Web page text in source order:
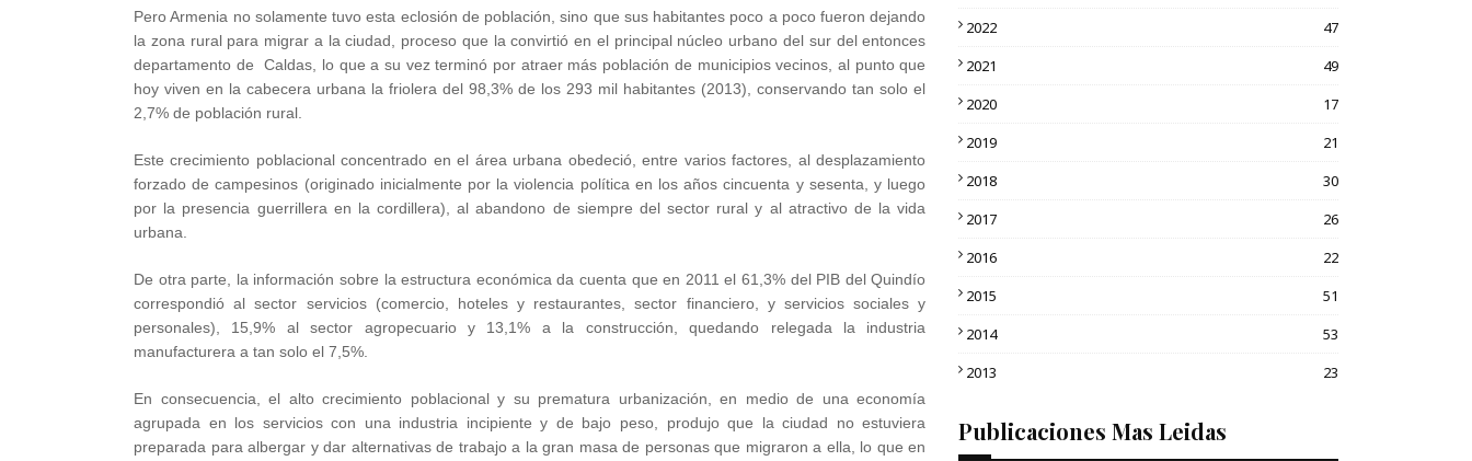
Pero Armenia no solamente tuvo esta eclosión de población, sino que sus habitantes poco a poco fueron dejando
la zona rural para migrar a la ciudad, proceso que la convirtió en el principal núcleo urbano del sur del entonces
departamento de Caldas, lo que a su vez terminó por atraer más población de municipios vecinos, al punto que
hoy viven en la cabecera urbana la friolera del 98,3% de los 293 mil habitantes (2013), conservando tan solo el
2,7% de población rural.
Este crecimiento poblacional concentrado en el área urbana obedeció, entre varios factores, al desplazamiento
forzado de campesinos (originado inicialmente por la violencia política en los años cincuenta y sesenta, y luego
por la presencia guerrillera en la cordillera), al abandono de siempre del sector rural y al atractivo de la vida
urbana.
De otra parte, la información sobre la estructura económica da cuenta que en 2011 el 61,3% del PIB del Quindío
correspondió al sector servicios (comercio, hoteles y restaurantes, sector financiero, y servicios sociales y
personales), 15,9% al sector agropecuario y 13,1% a la construcción, quedando relegada la industria
manufacturera a tan solo el 7,5%.
En consecuencia, el alto crecimiento poblacional y su prematura urbanización, en medio de una economía
agrupada en los servicios con una industria incipiente y de bajo peso, produjo que la ciudad no estuviera
preparada para albergar y dar alternativas de trabajo a la gran masa de personas que migraron a ella, lo que en
2022
47
2021
49
2020
17
2019
21
2018
30
2017
26
2016
22
2015
51
2014
53
2013
23
Publicaciones Mas Leidas